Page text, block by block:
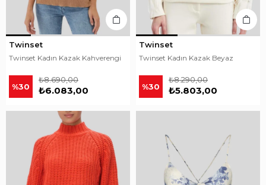
Twinset
Twinset Kadın Kazak Kahverengi
%30 ₺6.083,00
₺8.690,00
Twinset
Twinset Kadın Kazak Beyaz
%30 ₺5.803,00
₺8.290,00